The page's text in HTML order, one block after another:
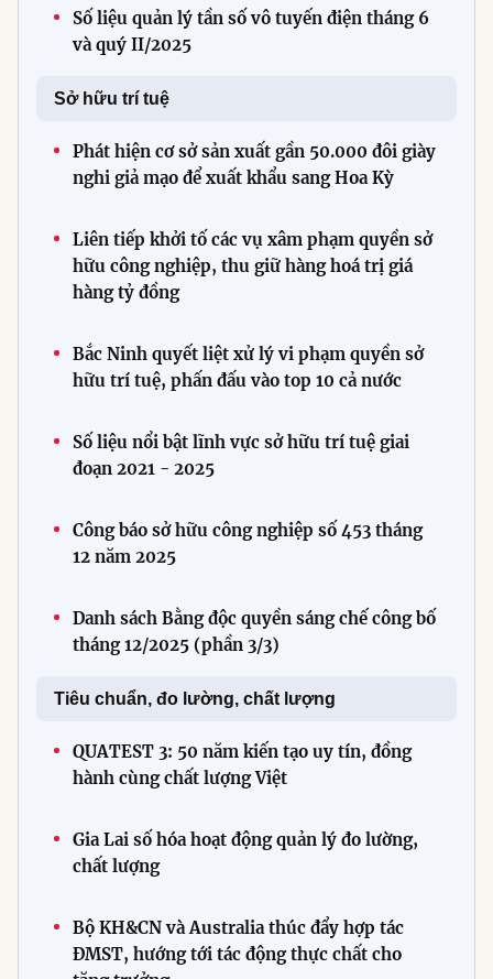
Số liệu quản lý tần số vô tuyến điện tháng 6
và quý II/2025
Sở hữu trí tuệ
Phát hiện cơ sở sản xuất gần 50.000 đôi giày
nghi giả mạo để xuất khẩu sang Hoa Kỳ
Liên tiếp khởi tố các vụ xâm phạm quyền sở
hữu công nghiệp, thu giữ hàng hoá trị giá
hàng tỷ đồng
Bắc Ninh quyết liệt xử lý vi phạm quyền sở
hữu trí tuệ, phấn đấu vào top 10 cả nước
Số liệu nổi bật lĩnh vực sở hữu trí tuệ giai
đoạn 2021 - 2025
Công báo sở hữu công nghiệp số 453 tháng
12 năm 2025
Danh sách Bằng độc quyền sáng chế công bố
tháng 12/2025 (phần 3/3)
Tiêu chuẩn, đo lường, chất lượng
QUATEST 3: 50 năm kiến tạo uy tín, đồng
hành cùng chất lượng Việt
Gia Lai số hóa hoạt động quản lý đo lường,
chất lượng
Bộ KH&CN và Australia thúc đẩy hợp tác
ĐMST, hướng tới tác động thực chất cho